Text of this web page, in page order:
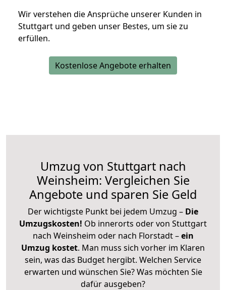
Wir verstehen die Ansprüche unserer Kunden in
Stuttgart und geben unser Bestes, um sie zu
erfüllen.
Kostenlose Angebote erhalten
Umzug von Stuttgart nach
Weinsheim: Vergleichen Sie
Angebote und sparen Sie Geld
Der wichtigste Punkt bei jedem Umzug – Die
Umzugskosten! Ob innerorts oder von Stuttgart
nach Weinsheim oder nach Florstadt –ein
Umzug kostet. Man muss sich vorher im Klaren
sein, was das Budget hergibt. Welchen Service
erwarten und wünschen Sie? Was möchten Sie
dafür ausgeben?